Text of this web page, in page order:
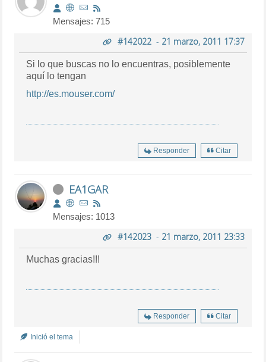
Mensajes: 715
#142022- 21 marzo, 2011 17:37
Si lo que buscas no lo encuentras, posiblemente
aquí lo tengan
http://es.mouser.com/
Responder Citar
EA1GAR
Mensajes: 1013
#142023- 21 marzo, 2011 23:33
Muchas gracias!!!
Responder Citar
Inició el tema